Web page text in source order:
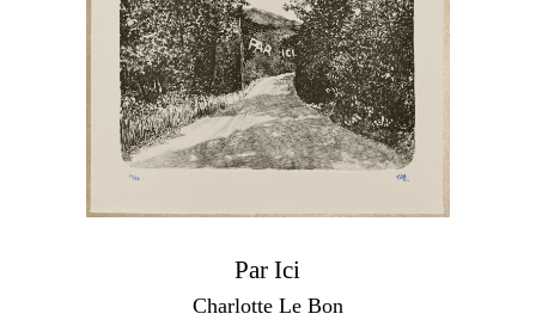
Par Ici
Charlotte Le Bon